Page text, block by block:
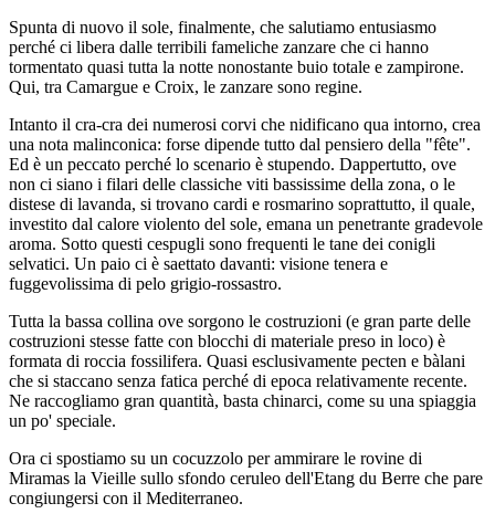
Spunta di nuovo il sole, finalmente, che salutiamo entusiasmo
perché ci libera dalle terribili fameliche zanzare che ci hanno
tormentato quasi tutta la notte nonostante buio totale e zampirone.
Qui, tra Camargue e Croix, le zanzare sono regine.
Intanto il cra-cra dei numerosi corvi che nidificano qua intorno, crea
una nota malinconica: forse dipende tutto dal pensiero della "fête".
Ed è un peccato perché lo scenario è stupendo. Dappertutto, ove
non ci siano i filari delle classiche viti bassissime della zona, o le
distese di lavanda, si trovano cardi e rosmarino soprattutto, il quale,
investito dal calore violento del sole, emana un penetrante gradevole
aroma. Sotto questi cespugli sono frequenti le tane dei conigli
selvatici. Un paio ci è saettato davanti: visione tenera e
fuggevolissima di pelo grigio-rossastro.
Tutta la bassa collina ove sorgono le costruzioni (e gran parte delle
costruzioni stesse fatte con blocchi di materiale preso in loco) è
formata di roccia fossilifera. Quasi esclusivamente pecten e bàlani
che si staccano senza fatica perché di epoca relativamente recente.
Ne raccogliamo gran quantità, basta chinarci, come su una spiaggia
un po' speciale.
Ora ci spostiamo su un cocuzzolo per ammirare le rovine di
Miramas la Vieille sullo sfondo ceruleo dell'Etang du Berre che pare
congiungersi con il Mediterraneo.